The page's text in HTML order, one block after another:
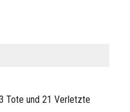
Tote und 21 Verletzte